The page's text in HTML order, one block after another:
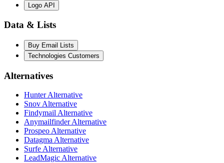
Logo API
Data & Lists
Buy Email Lists
Technologies Customers
Alternatives
Hunter Alternative
Snov Alternative
Findymail Alternative
Anymailfinder Alternative
Prospeo Alternative
Datagma Alternative
Surfe Alternative
LeadMagic Alternative